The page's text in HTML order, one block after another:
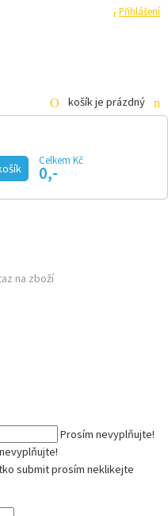
Přihlášení
košík je prázdný
Celkem Kč
0,-
na zboží
Prosím nevyplňujte!
submit prosím neklikejte